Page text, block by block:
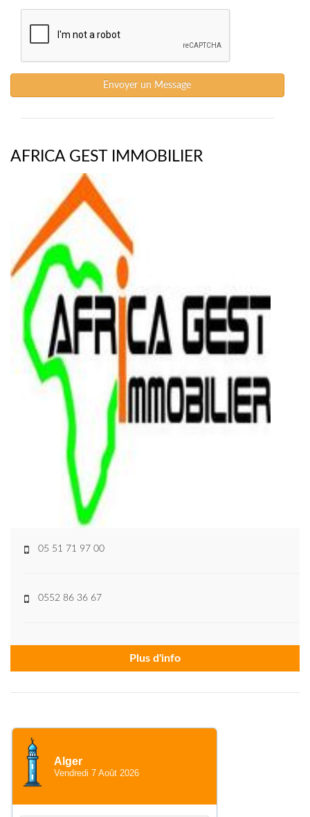
Envoyer un Message
AFRICA GEST IMMOBILIER
05 51 71 97 00
0552 86 36 67
Plus d'info